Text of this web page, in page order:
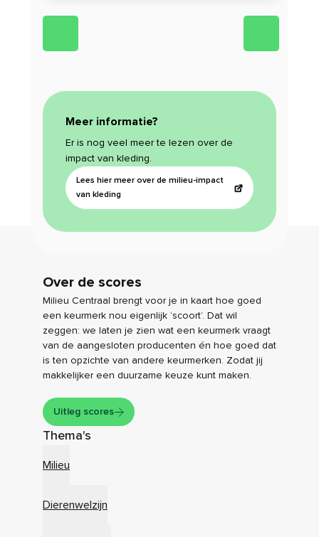
Meer informatie?
Er is nog veel meer te lezen over de
impact van kleding.
Lees hier meer over de milieu-impact
van kleding
Over de scores
Milieu Centraal brengt voor je in kaart hoe goed
een keurmerk nou eigenlijk ‘scoort’. Dat wil
zeggen: we laten je zien wat een keurmerk vraagt
van de aangesloten producenten én hoe goed dat
is ten opzichte van andere keurmerken. Zodat jij
makkelijker een duurzame keuze kunt maken.
Uitleg scores
Thema's
Milieu
Dierenwelzijn